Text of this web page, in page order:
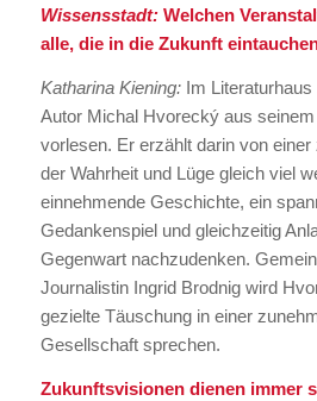
Wissensstadt:Welchen
alle, die in die Zukunft
Katharina Kiening:Im Literaturhaus
Autor Michal Hvorecký aus seinem
vorlesen. Er erzählt darin von einer
der Wahrheit und Lüge gleich viel
einnehmende Geschichte, ein
Gedankenspiel und gleichzeitig
Gegenwart nachzudenken.
Journalistin Ingrid Brodnig wird
gezielte Täuschung in einer
Gesellschaft sprechen.
Zukunftsvisionen dienen immer